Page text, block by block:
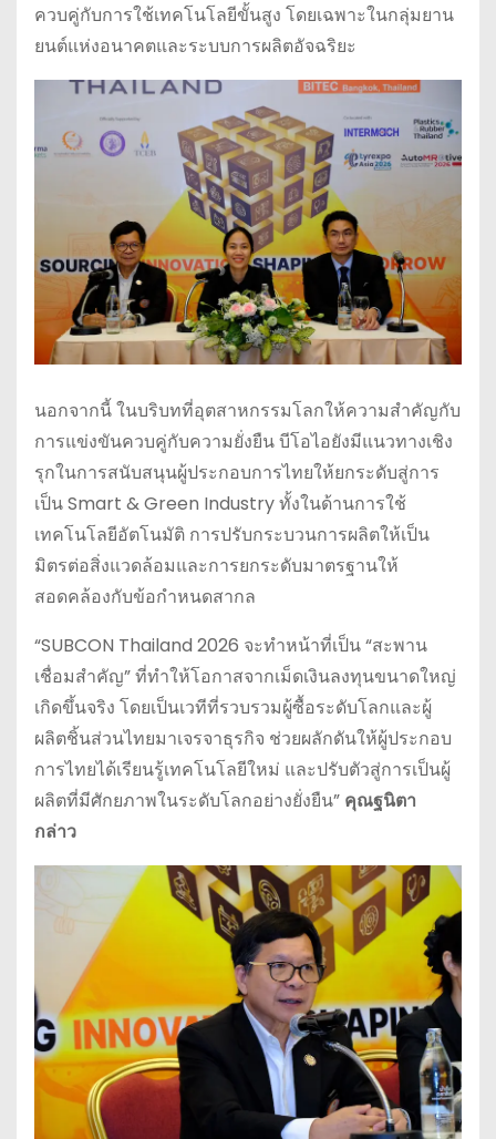
ควบคู่กับการใช้เทคโนโลยีขั้นสูง โดยเฉพาะในกลุ่มยาน
ยนต์แห่งอนาคตและระบบการผลิตอัจฉริยะ
นอกจากนี้ ในบริบทที่อุตสาหกรรมโลกให้ความสำคัญกับ
การแข่งขันควบคู่กับความยั่งยืน บีโอไอยังมีแนวทางเชิง
รุกในการสนับสนุนผู้ประกอบการไทยให้ยกระดับสู่การ
เป็น Smart & Green Industry ทั้งในด้านการใช้
เทคโนโลยีอัตโนมัติ การปรับกระบวนการผลิตให้เป็น
มิตรต่อสิ่งแวดล้อมและการยกระดับมาตรฐานให้
สอดคล้องกับข้อกำหนดสากล
“SUBCON Thailand 2026 จะทำหน้าที่เป็น “สะพาน
เชื่อมสำคัญ” ที่ทำให้โอกาสจากเม็ดเงินลงทุนขนาดใหญ่
เกิดขึ้นจริง โดยเป็นเวทีที่รวบรวมผู้ซื้อระดับโลกและผู้
ผลิตชิ้นส่วนไทยมาเจรจาธุรกิจ ช่วยผลักดันให้ผู้ประกอบ
การไทยได้เรียนรู้เทคโนโลยีใหม่ และปรับตัวสู่การเป็นผู้
ผลิตที่มีศักยภาพในระดับโลกอย่างยั่งยืน” คุณฐนิตา
กล่าว